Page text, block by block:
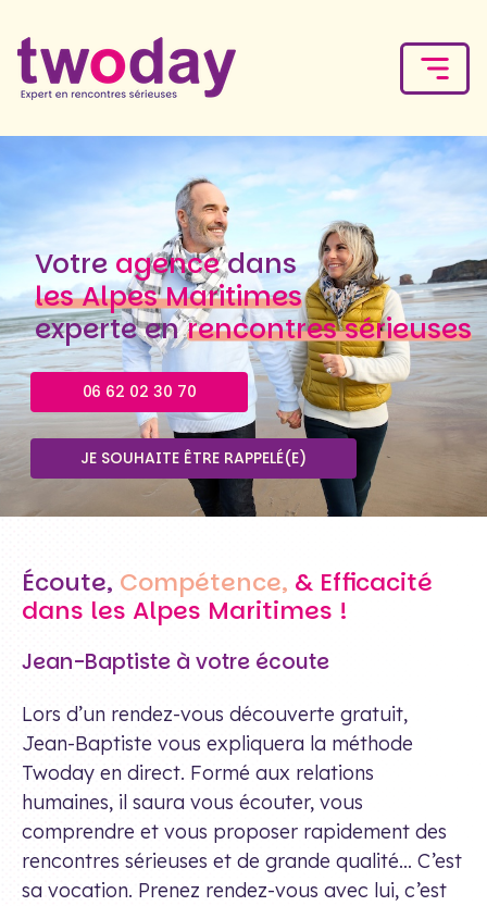
Votre agencedans
les Alpes Maritimes
experte enrencontres sérieuses
06 62 02 30 70
JE SOUHAITE ÊTRE RAPPELÉ(E)
Écoute, Compétence, & Efficacité
dans les Alpes Maritimes !
Jean-Baptiste à votre écoute
Lors d’un rendez-vous découverte gratuit,
Jean-Baptiste vous expliquera la méthode
Twoday en direct. Formé aux relations
humaines, il saura vous écouter, vous
comprendre et vous proposer rapidement des
rencontres sérieuses et de grande qualité… C’est
sa vocation. Prenez rendez-vous avec lui, c’est